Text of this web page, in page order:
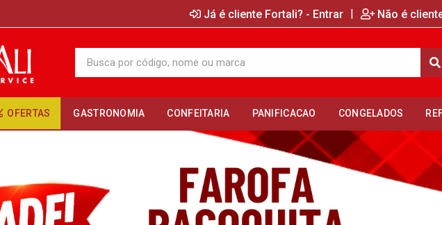
Já é cliente Fortali? - Entrar | Não é
OFERTAS GASTRONOMIA CONFEITARIA PANIFICACAO CONGELADOS